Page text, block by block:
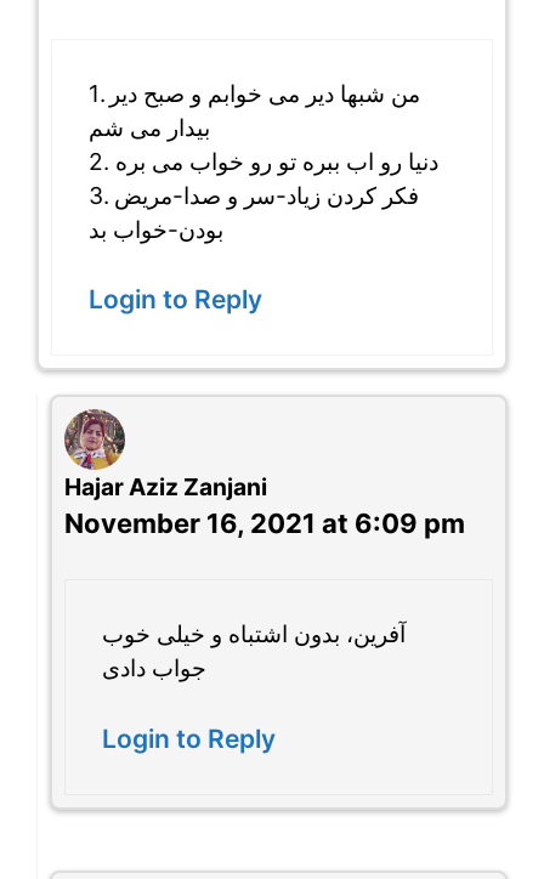
1. من شبها دیر می خوابم و صبح دیر
بیدار می شم
2. دنیا رو اب ببره تو رو خواب می بره
3. فکر کردن زیاد-سر و صدا-مریض
بودن-خواب بد
Login to Reply
Hajar Aziz Zanjani
November 16, 2021 at 6:09 pm
آفرین، بدون اشتباه و خیلی خوب
جواب دادی
Login to Reply